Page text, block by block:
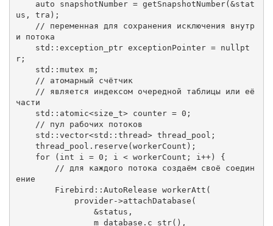
auto snapshotNumber = getSnapshotNumber(&stat
us, tra);
// переменная для сохранения исключения внутр
и потока
std ::exception_ptr exceptionPointer = nullpt
r;
std ::mutex m;
// атомарный счётчик
// является индексом очередной таблицы или её
части
std ::atomic<size_t> counter = 0 ;
// пул рабочих потоков
std :: vector<std ::thread> thread_pool;
for ( int i = 0 ; i < workerCount; i++) {
// для каждого потока создаём своё соедин
ение
Firebird::AutoRelease workerAtt (